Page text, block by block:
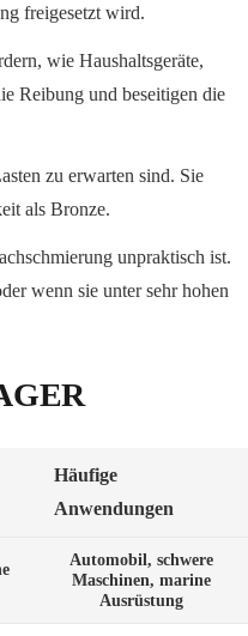
freigesetzt wird.
wie Haushaltsgeräte,
Reibung und beseitigen die
zu erwarten sind. Sie
als Bronze.
unpraktisch ist.
wenn sie unter sehr hohen
Häufige
Anwendungen
Automobil, schwere
Maschinen, marine
Ausrüstung